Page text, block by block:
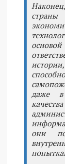
даже в
они